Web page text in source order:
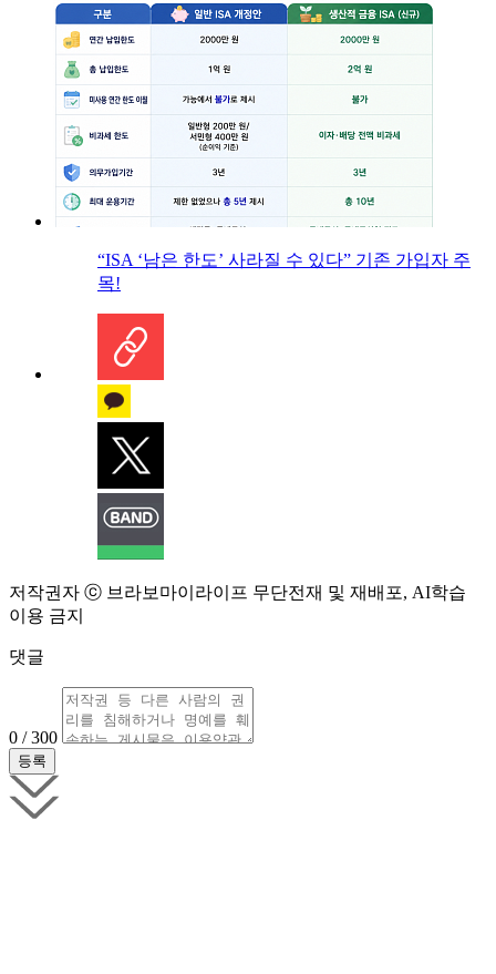
“ISA ‘남은 한도’ 사라질 수 있다” 기존 가입자 주
목!
저작권자 ⓒ 브라보마이라이프 무단전재 및 재배포, AI학습
이용 금지
댓글
0 / 300